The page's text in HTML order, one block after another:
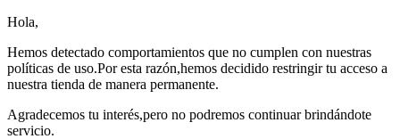
Hola,
Hemos detectado comportamientos que no cumplen con nuestras
políticas de uso.Por esta razón,hemos decidido restringir tu acceso a
nuestra tienda de manera permanente.
Agradecemos tu interés,pero no podremos continuar brindándote
servicio.